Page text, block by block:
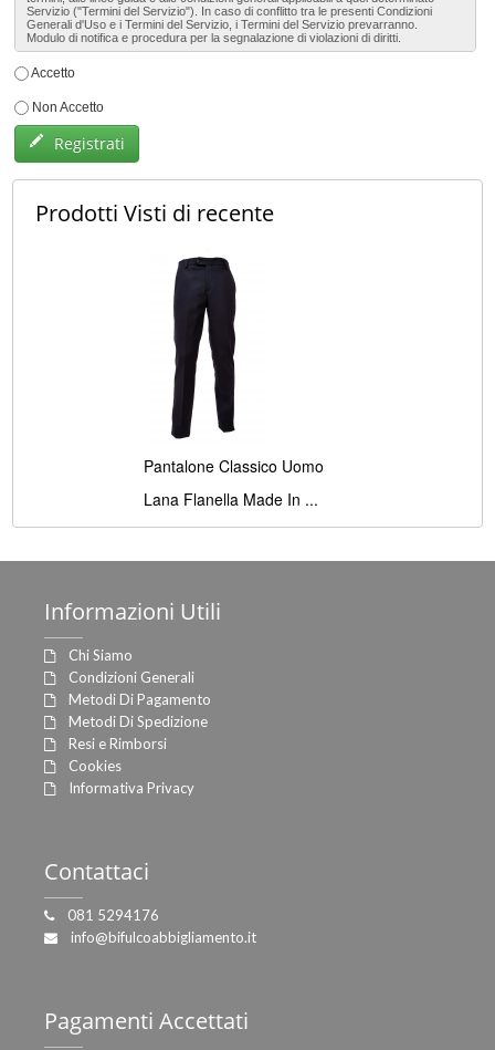
Accetto
Non Accetto
Registrati
Prodotti Visti di recente
Pantalone Classico Uomo
Lana Flanella Made In ...
Informazioni Utili
Chi Siamo
Condizioni Generali
Metodi Di Pagamento
Metodi Di Spedizione
Resi e Rimborsi
Cookies
Informativa Privacy
Contattaci
081 5294176
info@bifulcoabbigliamento.it
Pagamenti Accettati